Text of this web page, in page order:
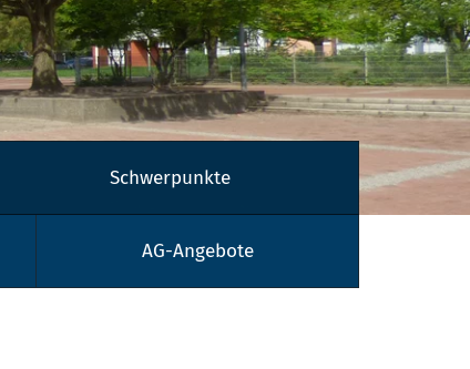
Schwerpunkte
AG-Angebote